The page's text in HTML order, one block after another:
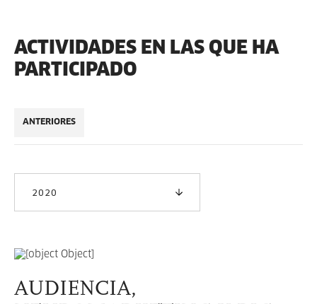
ACTIVIDADES EN LAS QUE HA
PARTICIPADO
ANTERIORES
2020
AUDIENCIA,